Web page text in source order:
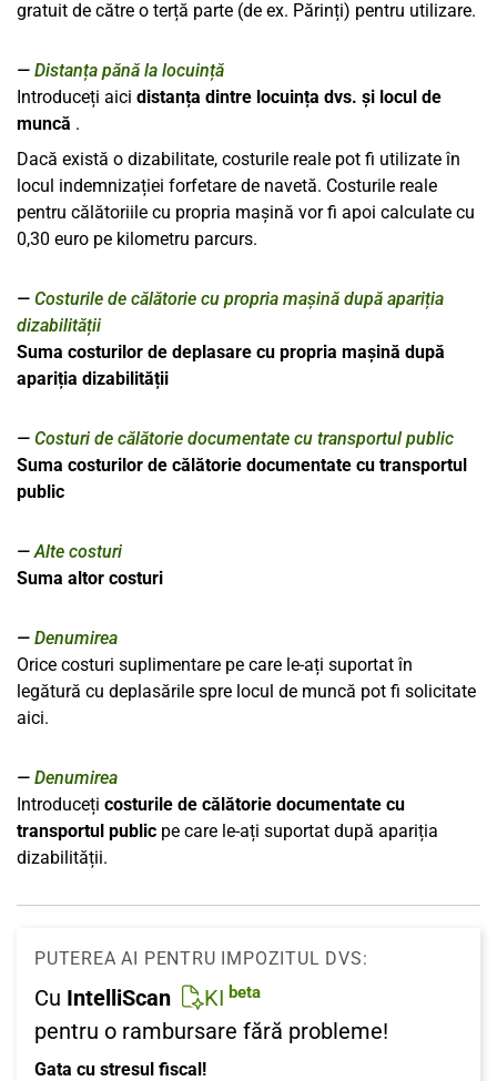
gratuit de către o terță parte (de ex. Părinți) pentru utilizare.
Distanța pănă la locuință
Introduceți aici distanța dintre locuința dvs. și locul de
muncă .
Dacă există o dizabilitate, costurile reale pot fi utilizate în
locul indemnizației forfetare de navetă. Costurile reale
pentru călătoriile cu propria mașină vor fi apoi calculate cu
0,30 euro pe kilometru parcurs.
Costurile de călătorie cu propria mașină după apariția
dizabilității
Suma costurilor de deplasare cu propria mașină după
apariția dizabilității
Costuri de călătorie documentate cu transportul public
Suma costurilor de călătorie documentate cu transportul
public
Alte costuri
Suma altor costuri
Denumirea
Orice costuri suplimentare pe care le-ați suportat în
legătură cu deplasările spre locul de muncă pot fi solicitate
aici.
Denumirea
Introduceți costurile de călătorie documentate cu
transportul public pe care le-ați suportat după apariția
dizabilității.
PUTEREA AI PENTRU IMPOZITUL DVS:
Cu IntelliScan KI beta
pentru o rambursare fără probleme!
Gata cu stresul fiscal!